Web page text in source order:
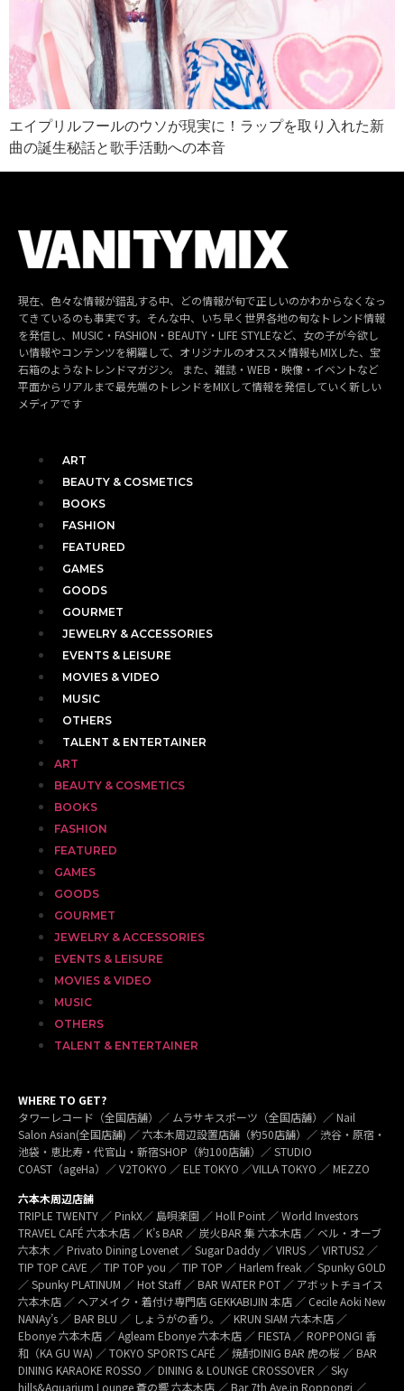
エイプリルフールのウソが現実に！ラップを取り入れた新
曲の誕生秘話と歌手活動への本音
現在、色々な情報が錯乱する中、どの情報が旬で正しいのかわからなくなっ
てきているのも事実です。そんな中、いち早く世界各地の旬なトレンド情報
を発信し、MUSIC・FASHION・BEAUTY・LIFE STYLEなど、女の子が今欲し
い情報やコンテンツを網羅して、オリジナルのオススメ情報もMIXした、宝
石箱のようなトレンドマガジン。 また、雑誌・WEB・映像・イベントなど
平面からリアルまで最先端のトレンドをMIXして情報を発信していく新しい
メディアです
ART
BEAUTY & COSMETICS
BOOKS
FASHION
FEATURED
GAMES
GOODS
GOURMET
JEWELRY & ACCESSORIES
EVENTS & LEISURE
MOVIES & VIDEO
MUSIC
OTHERS
TALENT & ENTERTAINER
ART
BEAUTY & COSMETICS
BOOKS
FASHION
FEATURED
GAMES
GOODS
GOURMET
JEWELRY & ACCESSORIES
EVENTS & LEISURE
MOVIES & VIDEO
MUSIC
OTHERS
TALENT & ENTERTAINER
WHERE TO GET?
タワーレコード（全国店舗）／ ムラサキスポーツ（全国店舗）／ Nail
Salon Asian(全国店舗) ／ 六本木周辺設置店舗（約50店舗）／ 渋谷・原宿・
池袋・恵比寿・代官山・新宿SHOP（約100店舗）／ STUDIO
COAST（ageHa）／ V2TOKYO ／ ELE TOKYO ／VILLA TOKYO ／ MEZZO
六本木周辺店舗
TRIPLE TWENTY ／ PinkX／ 島唄楽園 ／ Holl Point ／ World Investors
TRAVEL CAFÉ 六本木店 ／ K’s BAR ／ 炭火BAR 集 六本木店 ／ ベル・オーブ
六本木 ／ Privato Dining Lovenet ／ Sugar Daddy ／ VIRUS ／ VIRTUS2 ／
TIP TOP CAVE ／ TIP TOP you ／ TIP TOP ／ Harlem freak ／ Spunky GOLD
／ Spunky PLATINUM ／ Hot Staff ／ BAR WATER POT ／ アボットチョイス
六本木店 ／ ヘアメイク・着付け専門店 GEKKABIJIN 本店 ／ Cecile Aoki New
NANAy’s ／ BAR BLU ／ しょうがの香り。／ KRUN SIAM 六本木店 ／
Ebonye 六本木店 ／ Agleam Ebonye 六本木店 ／ FIESTA ／ ROPPONGI 香
和（KA GU WA) ／ TOKYO SPORTS CAFÉ ／ 焼酎DINIG BAR 虎の桜 ／ BAR
DINING KARAOKE ROSSO ／ DINING & LOUNGE CROSSOVER ／ Sky
hills&Aquarium Lounge 蒼の響 六本木店 ／ Bar 7th Ave.in Roppongi ／